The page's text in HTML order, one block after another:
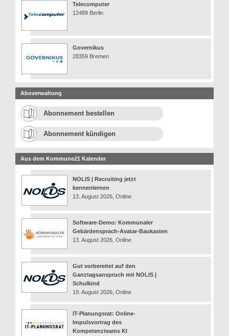
Telecomputer
12489 Berlin
Governikus
28359 Bremen
Aboverwaltung
Abonnement bestellen
Abonnement kündigen
Aus dem Kommune21 Kalender
NOLIS | Recruiting jetzt
kennenlernen
13. August 2026, Online
Software-Demo: Kommunaler
Gebärdensprach-Avatar-Baukasten
13. August 2026, Online
Gut vorbereitet auf den
Ganztagsanspruch mit NOLIS |
Schulkind
19. August 2026, Online
IT-Planungsrat: Online-
Impulsvortrag des
Kompetenzteams KI